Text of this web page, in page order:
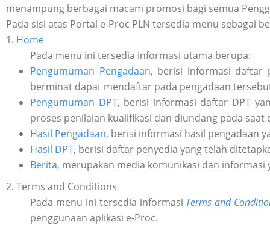
menampung berbagai macam promosi bagi semua
Pada sisi atas Portal e-Proc PLN tersedia menu sebagai
1. Home
Pada menu ini tersedia informasi utama berupa:
Pengumuman Pengadaan, berisi informasi daftar
berminat dapat mendaftar pada pengadaan
Pengumuman DPT, berisi informasi daftar DPT
proses penilaian kualifikasi dan diundang pada
Hasil Pengadaan, berisi informasi hasil pengadaan
Hasil DPT, berisi daftar penyedia yang telah
Berita, merupakan media komunikasi dan
2. Terms and Conditions
Pada menu ini tersedia informasi Terms and
penggunaan aplikasi e-Proc.